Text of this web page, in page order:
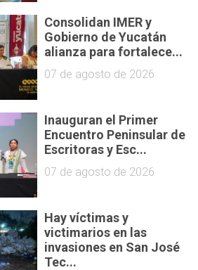
Consolidan IMER y
Gobierno de Yucatán
alianza para fortalece...
07 de agosto de 2026
Inauguran el Primer
Encuentro Peninsular de
Escritoras y Esc...
07 de agosto de 2026
Hay víctimas y
victimarios en las
invasiones en San José
Tec...